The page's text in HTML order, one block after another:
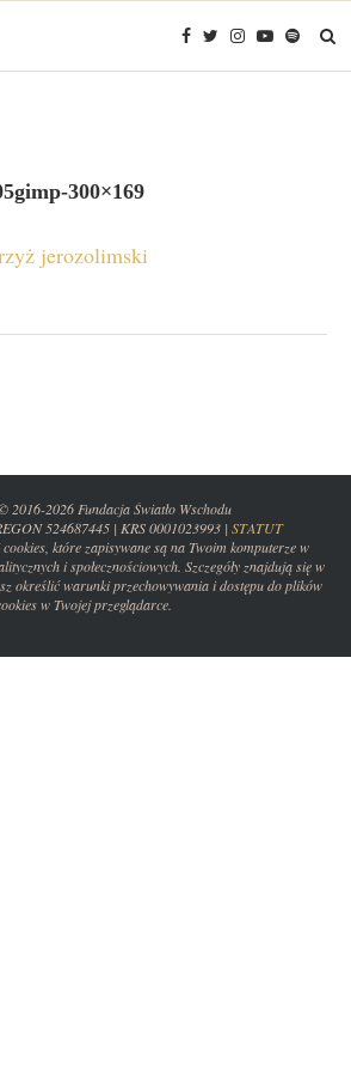
300×169
2016-2026 Fundacja Światło Wschodu
524687445 | KRS 0001023993 | STATUT
które zapisywane są na Twoim komputerze w
i społecznościowych. Szczegóły znajdują się w
określić warunki przechowywania i dostępu do plików
w Twojej przeglądarce.